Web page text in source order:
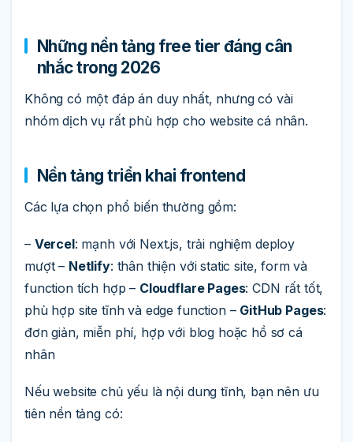
Những nền tảng free tier đáng cân
nhắc trong 2026
Không có một đáp án duy nhất, nhưng có vài
nhóm dịch vụ rất phù hợp cho website cá nhân.
Nền tảng triển khai frontend
Các lựa chọn phổ biến thường gồm:
– Vercel: mạnh với Next.js, trải nghiệm deploy
mượt – Netlify: thân thiện với static site, form và
function tích hợp – Cloudflare Pages: CDN rất tốt,
phù hợp site tĩnh và edge function – GitHub Pages:
đơn giản, miễn phí, hợp với blog hoặc hồ sơ cá
nhân
Nếu website chủ yếu là nội dung tĩnh, bạn nên ưu
tiên nền tảng có: